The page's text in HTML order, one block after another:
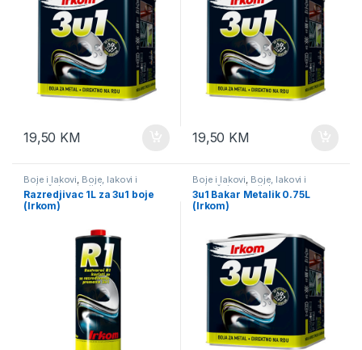
19,50 KM 19,50 KM
Boje i lakovi, Boje, lakovi i
potrošni materijal
Razredjivac 1L za 3u1 boje
(Irkom)
Boje i lakovi, Boje, lakovi i
potrošni materijal
3u1 Bakar Metalik 0.75L
(Irkom)